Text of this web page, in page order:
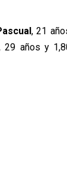
, 21
29 años y